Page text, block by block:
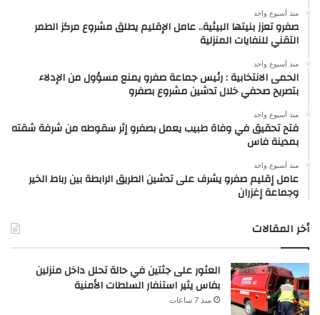
منذ أسبوع واحد
صفرو تعزز بنيتها البيئية.. عامل الإقليم يطلق مشروع مركز الطمر
التقني للنفايات المنزلية
منذ أسبوع واحد
الحمى الانتخابية : رئيس جماعة صفرو يمنع مسؤول من الإدلاء
بتصريح صحفي خلال تدشين مشروع بصفرو
منذ أسبوع واحد
فتح تحقيق في وفاة طبيب يعمل بصفرو إثر سقوطه من شرفة شقته
بمدينة فاس
منذ أسبوع واحد
عامل إقليم صفرو يشرف على تدشين الطريق الرابطة بين رباط الخير
وجماعة إغزران
أخر المقالات
العثور على جثتين في حالة تحلل داخل منزلين
بفاس يثير استنفار السلطات الأمنية
منذ 7 ساعات